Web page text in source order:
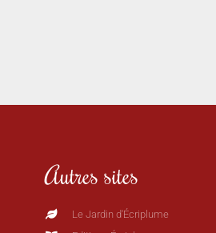
Autres sites
Le Jardin d'Écriplume